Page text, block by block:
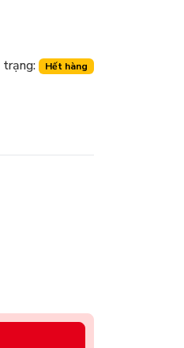
trạng: Hết hàng